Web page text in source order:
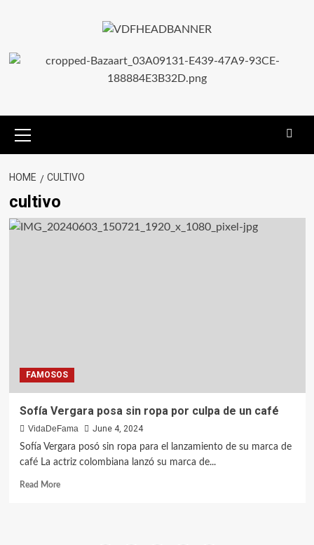
HOME CULTIVO
cultivo
FAMOSOS
Sofía Vergara posa sin ropa por culpa de un café
VidaDeFama
June 4, 2024
Sofía Vergara posó sin ropa para el lanzamiento de su marca de
café La actriz colombiana lanzó su marca de...
Read More